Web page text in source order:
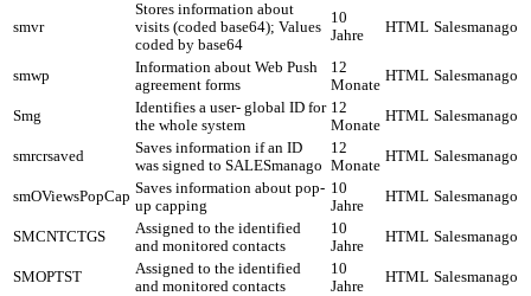
smvr
Stores information about
visits (coded base64); Values
coded by base64
10
Jahre
HTML Salesmanago
smwp
Information about Web Push
agreement forms
12
Monate
HTML Salesmanago
Smg
Identifies a user- global ID for
the whole system
12
Monate
HTML Salesmanago
smrcrsaved
Saves information if an ID
was signed to SALESmanago
12
Monate
HTML Salesmanago
smOViewsPopCap Saves information about pop-
up capping
10
Jahre
HTML Salesmanago
SMCNTCTGS
Assigned to the identified
and monitored contacts
10
Jahre
HTML Salesmanago
SMOPTST
Assigned to the identified
and monitored contacts
10
Jahre
HTML Salesmanago